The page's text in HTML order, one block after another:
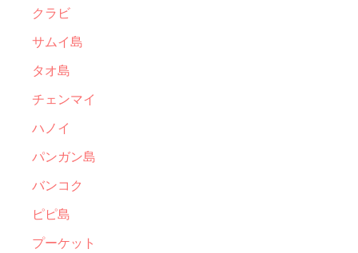
クラビ
サムイ島
タオ島
チェンマイ
ハノイ
パンガン島
バンコク
ピピ島
プーケット